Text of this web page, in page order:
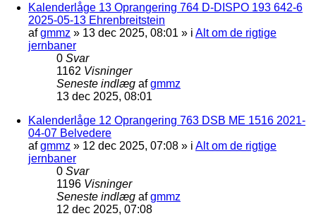
Kalenderlåge 13 Oprangering 764 D-DISPO 193 642-6
2025-05-13 Ehrenbreitstein
afgmmz » 13 dec 2025, 08:01 » i Alt om de rigtige
jernbaner
0 Svar
1162 Visninger
Seneste indlæg afgmmz
13 dec 2025, 08:01
Kalenderlåge 12 Oprangering 763 DSB ME 1516 2021-
04-07 Belvedere
afgmmz » 12 dec 2025, 07:08 » i Alt om de rigtige
jernbaner
0 Svar
1196 Visninger
Seneste indlæg afgmmz
12 dec 2025, 07:08